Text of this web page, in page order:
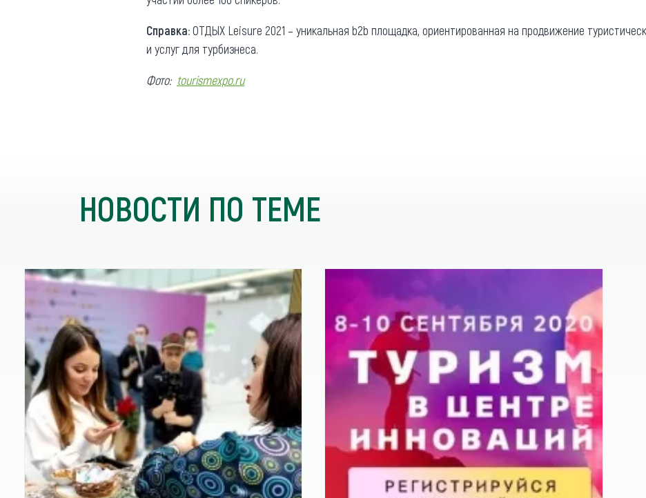
Справка:ОТДЫХ Leisure 2021 – уникальная b2b площадка, ориентированная на продвижение
и услуг для турбизнеса.
Фото: tourismexpo.ru
НОВОСТИ ПО ТЕМЕ